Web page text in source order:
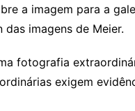
a imagem para a
das imagens de Meier.
fotografia
exigem